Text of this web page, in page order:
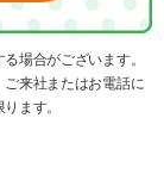
場合がございます。
来社またはお電話に
ます。